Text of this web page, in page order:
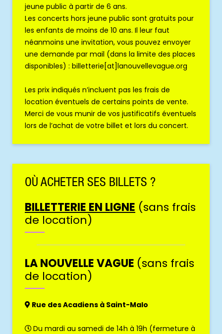
jeune public à partir de 6 ans.
Les concerts hors jeune public sont gratuits pour
les enfants de moins de 10 ans. Il leur faut
néanmoins une invitation, vous pouvez envoyer
une demande par mail (dans la limite des places
disponibles) : billetterie[at]lanouvellevague.org
Les prix indiqués n’incluent pas les frais de
location éventuels de certains points de vente.
Merci de vous munir de vos justificatifs éventuels
lors de l’achat de votre billet et lors du concert.
OÙ ACHETER SES BILLETS ?
BILLETTERIE EN LIGNE (sans frais
de location)
LA NOUVELLE VAGUE (sans frais
de location)
Rue des Acadiens à Saint-Malo
Du mardi au samedi de 14h à 19h (fermeture à